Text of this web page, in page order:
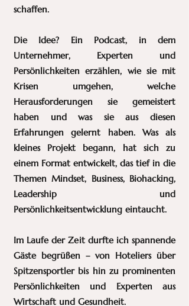
schaffen.
Die Idee? Ein Podcast, in dem
Unternehmer, Experten und
Persönlichkeiten erzählen, wie sie mit
Krisen umgehen, welche
Herausforderungen sie gemeistert
haben und was sie aus diesen
Erfahrungen gelernt haben. Was als
kleines Projekt begann, hat sich zu
einem Format entwickelt, das tief in die
Themen Mindset, Business, Biohacking,
Leadership und
Persönlichkeitsentwicklung eintaucht.
Im Laufe der Zeit durfte ich spannende
Gäste begrüßen – von Hoteliers über
Spitzensportler bis hin zu prominenten
Persönlichkeiten und Experten aus
Wirtschaft und Gesundheit.